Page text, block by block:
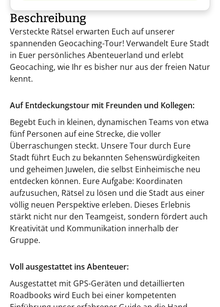
Beschreibung
Versteckte Rätsel erwarten Euch auf unserer
spannenden Geocaching-Tour! Verwandelt Eure Stadt
in Euer persönliches Abenteuerland und erlebt
Geocaching, wie Ihr es bisher nur aus der freien Natur
kennt.
Auf Entdeckungstour mit Freunden und Kollegen:
Begebt Euch in kleinen, dynamischen Teams von etwa
fünf Personen auf eine Strecke, die voller
Überraschungen steckt. Unsere Tour durch Eure
Stadt führt Euch zu bekannten Sehenswürdigkeiten
und geheimen Juwelen, die selbst Einheimische neu
entdecken können. Eure Aufgabe: Koordinaten
aufzusuchen, Rätsel zu lösen und die Stadt aus einer
völlig neuen Perspektive erleben. Dieses Erlebnis
stärkt nicht nur den Teamgeist, sondern fördert auch
Kreativität und Kommunikation innerhalb der
Gruppe.
Voll ausgestattet ins Abenteuer:
Ausgestattet mit GPS-Geräten und detaillierten
Roadbooks wird Euch bei einer kompetenten